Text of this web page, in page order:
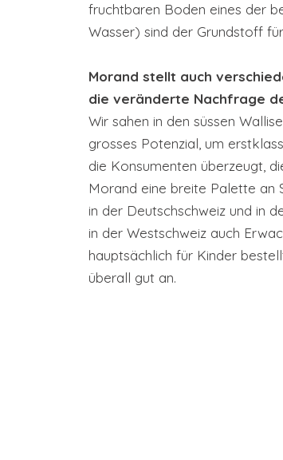
fruchtbaren Boden eines der
Wasser) sind der Grundstoff
Morand stellt auch
die veränderte Nachfrage
Wir sahen in den süssen
grosses Potenzial, um
die Konsumenten überzeugt,
Morand eine breite Palette an
in der Deutschschweiz und in
in der Westschweiz auch
hauptsächlich für Kinder
überall gut an.